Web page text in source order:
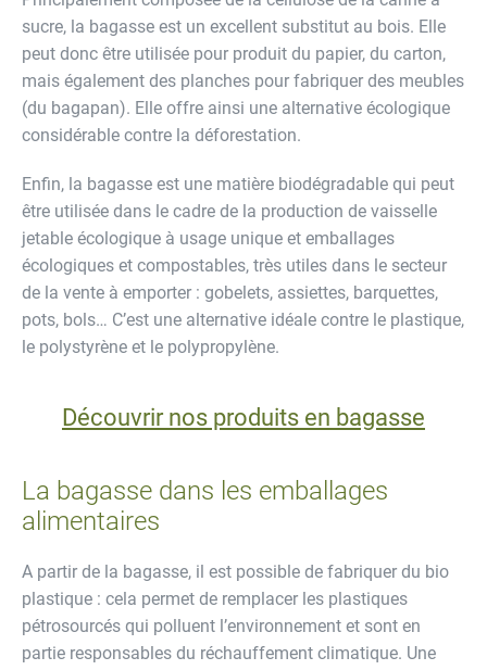
sucre, la bagasse est un excellent substitut au bois. Elle
peut donc être utilisée pour produit du papier, du carton,
mais également des planches pour fabriquer des meubles
(du bagapan). Elle offre ainsi une alternative écologique
considérable contre la déforestation.
Enfin, la bagasse est une matière biodégradable qui peut
être utilisée dans le cadre de la production de vaisselle
jetable écologique à usage unique et emballages
écologiques et compostables, très utiles dans le secteur
de la vente à emporter : gobelets, assiettes, barquettes,
pots, bols… C’est une alternative idéale contre le plastique,
le polystyrène et le polypropylène.
Découvrir nos produits en bagasse
La bagasse dans les emballages
alimentaires
A partir de la bagasse, il est possible de fabriquer du bio
plastique : cela permet de remplacer les plastiques
pétrosourcés qui polluent l’environnement et sont en
partie responsables du réchauffement climatique. Une